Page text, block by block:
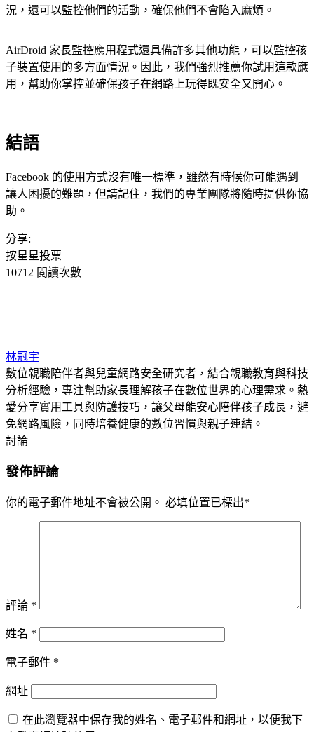
況，還可以監控他們的活動，確保他們不會陷入麻煩。
AirDroid 家長監控應用程式還具備許多其他功能，可以監控孩
子裝置使用的多方面情況。因此，我們強烈推薦你試用這款應
用，幫助你掌控並確保孩子在網路上玩得既安全又開心。
結語
Facebook 的使用方式沒有唯一標準，雖然有時候你可能遇到
讓人困擾的難題，但請記住，我們的專業團隊將隨時提供你協
助。
分享:
按星星投票
10712 閲讀次數
林冠宇
數位親職陪伴者與兒童網路安全研究者，結合親職教育與科技
分析經驗，專注幫助家長理解孩子在數位世界的心理需求。熱
愛分享實用工具與防護技巧，讓父母能安心陪伴孩子成長，避
免網路風險，同時培養健康的數位習慣與親子連結。
討論
發佈評論
你的電子郵件地址不會被公開。 必填位置已標出*
評論 *
姓名 *
電子郵件 *
網址
在此瀏覽器中保存我的姓名、電子郵件和網址，以便我下